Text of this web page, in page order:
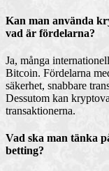
Kan man använda
vad är fördelarna?
Ja, många
Bitcoin. Fördelarna
säkerhet, snabbare
Dessutom kan
transaktionerna.
Vad ska man tänka
betting?